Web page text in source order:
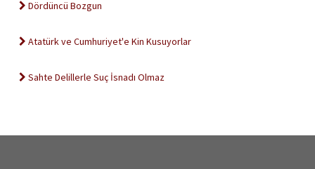
Dördüncü Bozgun
Atatürk ve Cumhuriyet'e Kin Kusuyorlar
Sahte Delillerle Suç İsnadı Olmaz